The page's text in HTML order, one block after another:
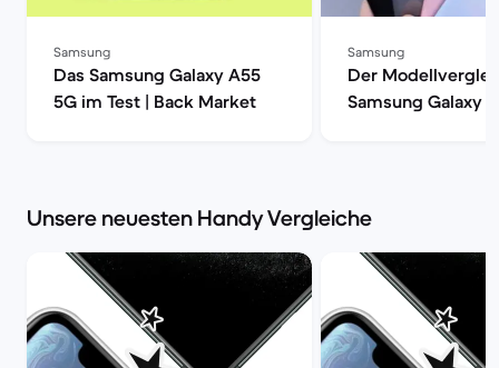
Samsung
Das Samsung Galaxy A55
5G im Test | Back Market
Samsung
Der
Samsung Galaxy
Unsere neuesten Handy Vergleiche